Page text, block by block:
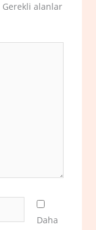
Gerekli alanlar
Daha